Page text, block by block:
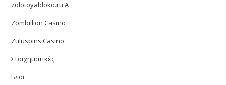
zolotoyabloko.ru A
Zombillion Casino
Zuluspins Casino
Στοιχηματικές
Блог